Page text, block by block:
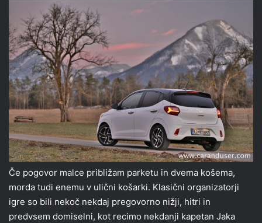
Če pogovor malce približam parketu in dvema košema,
morda tudi enemu v ulični košarki. Klasični organizatorji
igre so bili nekoč nekdaj pregovorno nižji, hitri in
predvsem domiselni, kot recimo nekdanji kapetan Jaka